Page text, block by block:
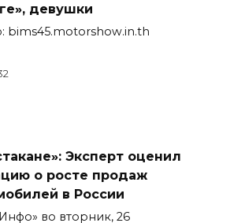
девушки
bims45.motorshow.in.th
Эксперт оценил
о росте продаж
в России
Инфо» во вторник, 26